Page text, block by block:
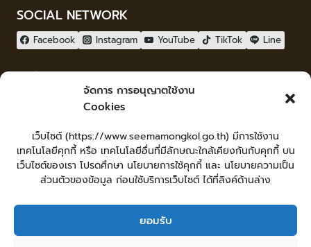
จัดการ การอนุญาตใช้งาน
Cookies
เว็บไซต์ (https://www.seemamongkol.go.th) มีการใช้งาน
เทคโนโลยีคุกกี้ หรือ เทคโนโลยีอื่นที่มีลักษณะใกล้เคียงกันกับคุกกี้ บน
เว็บไซต์ของเรา โปรดศึกษา นโยบายการใช้คุกกี้ และ นโยบายความเป็น
ส่วนตัวของข้อมูล ก่อนใช้บริการเว็บไซต์ ได้ที่ลิงค์ด้านล่าง
ยอมรับ
SOCIAL NETWORK
Facebook Instagram YouTube TikTok Line
17
LopburiWebdesign.com
Login
เข้าสู่ระบบ
หน้าหลัก ยื่นคำร้องทั่วไป
ร้องเรียน-ร้องทุกข์ แสดงความคิดเห็น